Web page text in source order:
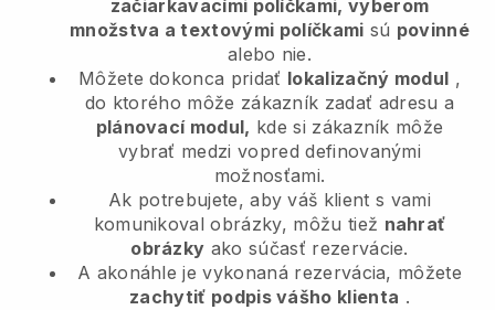
začiarkavacími políčkami, výberom
množstva a textovými políčkami sú povinné
alebo nie.
Môžete dokonca pridať lokalizačný modul ,
do ktorého môže zákazník zadať adresu a
plánovací modul, kde si zákazník môže
vybrať medzi vopred definovanými
možnosťami.
Ak potrebujete, aby váš klient s vami
komunikoval obrázky, môžu tiež nahrať
obrázky ako súčasť rezervácie.
A akonáhle je vykonaná rezervácia, môžete
zachytiť podpis vášho klienta .